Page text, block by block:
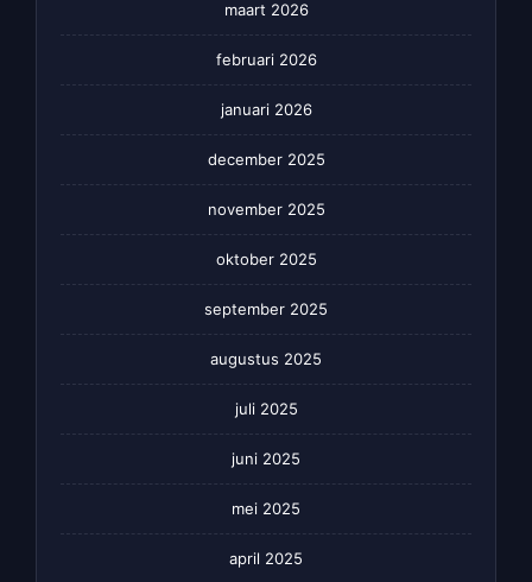
maart 2026
februari 2026
januari 2026
december 2025
november 2025
oktober 2025
september 2025
augustus 2025
juli 2025
juni 2025
mei 2025
april 2025